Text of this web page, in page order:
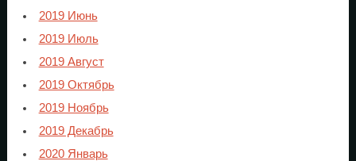
2019 Июнь
2019 Июль
2019 Август
2019 Октябрь
2019 Ноябрь
2019 Декабрь
2020 Январь